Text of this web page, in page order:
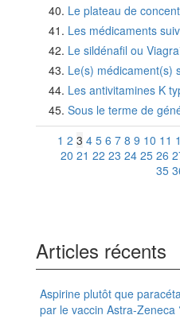
Le plateau de
Les médicaments
Le sildénafil ou
Le(s) médicament(s)
Les antivitamines K
Sous le terme de
1 2 3 4 5 6 7 8 9 10 11
20 21 22 23 24 25 26
35
Articles récents
Aspirine plutôt que
par le vaccin Astra-Zeneca